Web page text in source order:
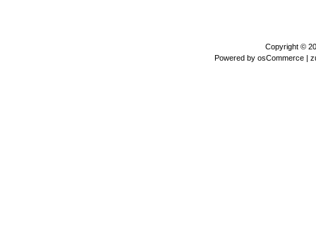
Copyright ©
Powered by osCommerce |